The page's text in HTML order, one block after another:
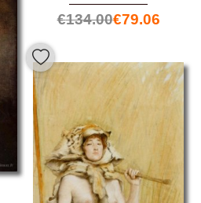
€134.00€79.06